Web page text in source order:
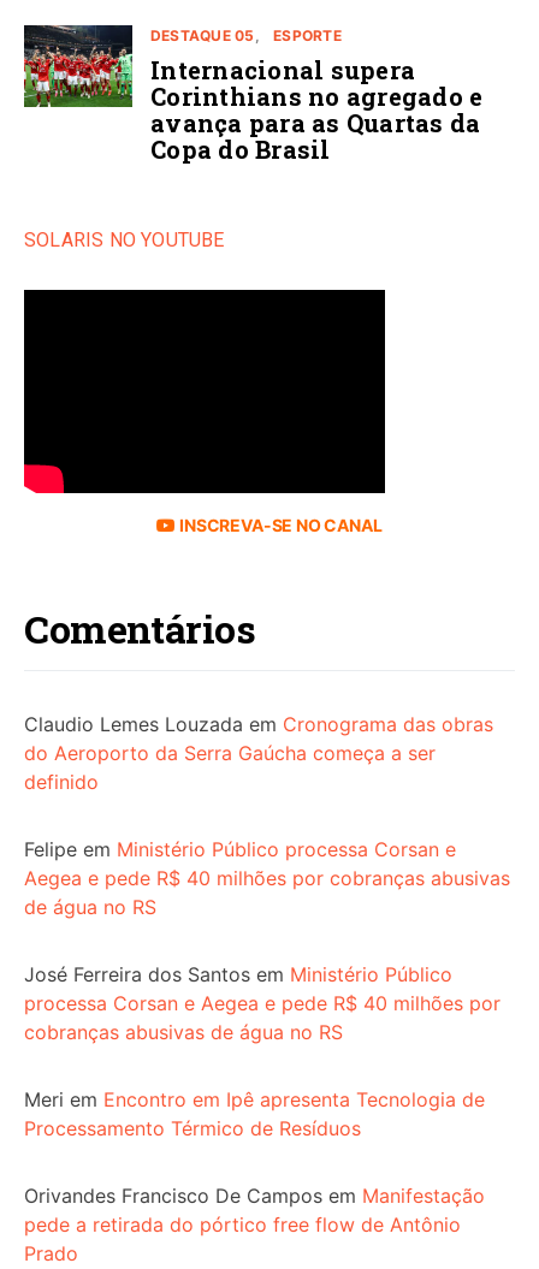
DESTAQUE 05 ESPORTE
Internacional supera
Corinthians no agregado e
avança para as Quartas da
Copa do Brasil
SOLARIS NO YOUTUBE
INSCREVA-SE NO CANAL
Comentários
Claudio Lemes Louzada em Cronograma das obras
do Aeroporto da Serra Gaúcha começa a ser
definido
Felipe em Ministério Público processa Corsan e
Aegea e pede R$ 40 milhões por cobranças abusivas
de água no RS
José Ferreira dos Santos em Ministério Público
processa Corsan e Aegea e pede R$ 40 milhões por
cobranças abusivas de água no RS
Meri em Encontro em Ipê apresenta Tecnologia de
Processamento Térmico de Resíduos
Orivandes Francisco De Campos em Manifestação
pede a retirada do pórtico free flow de Antônio
Prado